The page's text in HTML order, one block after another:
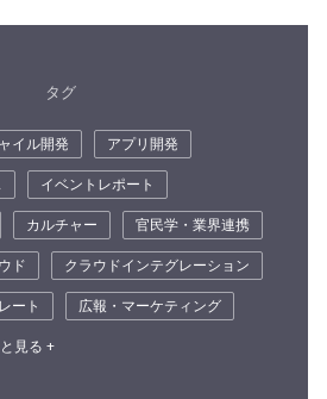
タグ
イル開発
アプリ開発
イベントレポート
カルチャー
官民学・業界連携
ド
クラウドインテグレーション
ート
広報・マーケティング
見る +